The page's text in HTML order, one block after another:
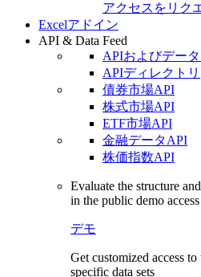
アクセスをリク
Excelアドイン
API & Data Feed
APIおよびデー
APIディレクトリ
債券市場API
株式市場API
ETF市場API
金融データAPI
株価指数API
Evaluate the structure
in the public demo access
デモ
Get customized access to
specific data sets